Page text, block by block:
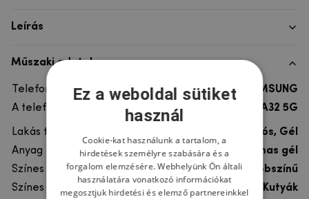
Leírás
Műszaki adatok
Telefon márka
SAMSUNG
A telefonmodellhez
Galaxy A32 5G
Lakás típusa
Ultra tartós, Gél
Anyag
rugalmas gél
Színes
többszínű
Színes motívum
Kutyák
Ez a weboldal sütiket
használ
Cookie-kat használunk a tartalom, a
hirdetések személyre szabására és a
forgalom elemzésére. Webhelyünk Ön általi
használatára vonatkozó információkat
megosztjuk hirdetési és elemző partnereinkkel